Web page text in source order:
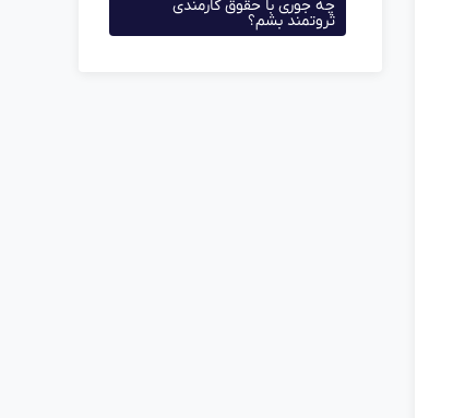
چه جوری با حقوق کارمندی
ثروتمند بشم؟